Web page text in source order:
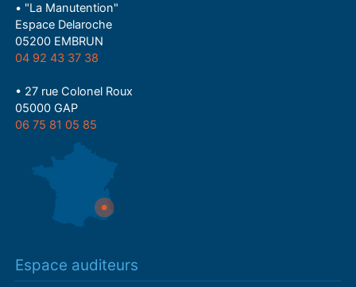
• "La Manutention"
Espace Delaroche
05200 EMBRUN
04 92 43 37 38
• 27 rue Colonel Roux
05000 GAP
06 75 81 05 85
Espace auditeurs